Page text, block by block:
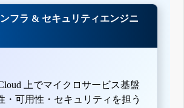
フラ & セキュリティエンジニ
上でマイクロサービス基盤
・可用性・セキュリティを担う